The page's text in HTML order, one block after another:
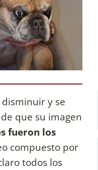
y se
que su imagen
fueron los
compuesto por
todos los